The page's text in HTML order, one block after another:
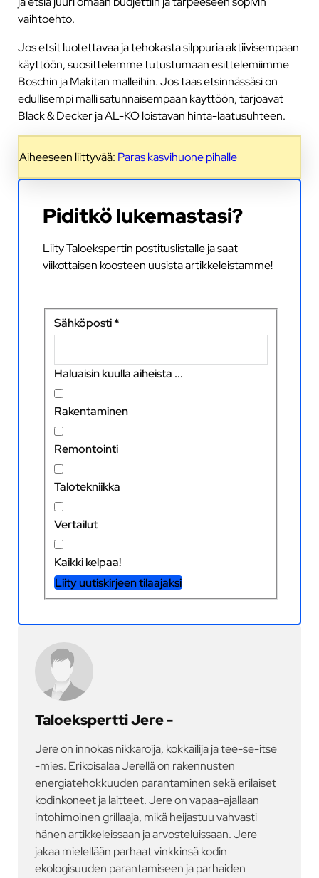
vaihtoehto.
Jos etsit luotettavaa ja tehokasta silppuria aktiivisempaan
käyttöön, suosittelemme tutustumaan esittelemiimme
Boschin ja Makitan malleihin. Jos taas etsinnässäsi on
edullisempi malli satunnaisempaan käyttöön, tarjoavat
Black & Decker ja AL-KO loistavan hinta-laatusuhteen.
Aiheeseen liittyvää: Paras kasvihuone pihalle
Piditkö lukemastasi?
Liity Taloekspertin postituslistalle ja saat
viikottaisen koosteen uusista artikkeleistamme!
Sähköposti*
Haluaisin kuulla aiheista ...
Rakentaminen
Remontointi
Talotekniikka
Vertailut
Kaikki kelpaa!
Liity uutiskirjeen tilaajaksi
Taloekspertti Jere -
Jere on innokas nikkaroija, kokkailija ja tee-se-itse
-mies. Erikoisalaa Jerellä on rakennusten
energiatehokkuuden parantaminen sekä erilaiset
kodinkoneet ja laitteet. Jere on vapaa-ajallaan
intohimoinen grillaaja, mikä heijastuu vahvasti
hänen artikkeleissaan ja arvosteluissaan. Jere
jakaa mielellään parhaat vinkkinsä kodin
ekologisuuden parantamiseen ja parhaiden